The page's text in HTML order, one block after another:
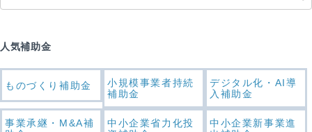
人気補助金
ものづくり補助金
小規模事業者持続
補助金
デジタル化・AI導
入補助金
事業承継・M&A補
中小企業省力化投
中小企業新事業進